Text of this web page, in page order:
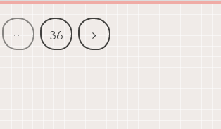
… 36
次